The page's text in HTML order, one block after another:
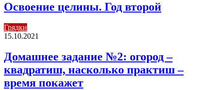
Освоение целины. Год второй
Грядки
15.10.2021
Домашнее задание №2: огород –
квадратиш, насколько практиш –
время покажет